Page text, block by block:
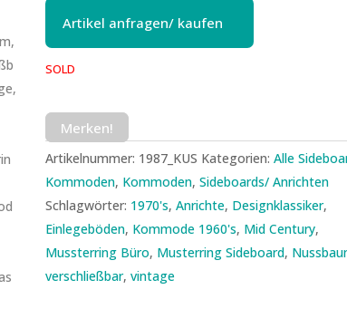
Artikel anfragen/ kaufen
SOLD
Merken!
Artikelnummer: 1987_KUS Kategorien:Alle
Kommoden, Kommoden,Sideboards/ Anrichten
Schlagwörter: 1970's,Anrichte, Designklassiker,
Einlegeböden, Kommode 1960's, Mid Century,
Mussterring Büro, Musterring Sideboard,
verschließbar,vintage